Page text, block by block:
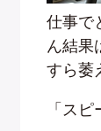
仕事で
ん結果
すら萎
「ス